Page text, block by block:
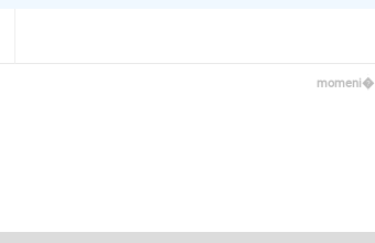
�
momeni